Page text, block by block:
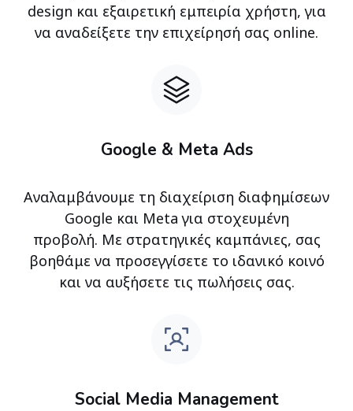
design και εξαιρετική εμπειρία χρήστη, για
να αναδείξετε την επιχείρησή σας online.
Google & Meta Ads
Αναλαμβάνουμε τη διαχείριση διαφημίσεων
Google και Meta για στοχευμένη
προβολή. Με στρατηγικές καμπάνιες, σας
βοηθάμε να προσεγγίσετε το ιδανικό κοινό
και να αυξήσετε τις πωλήσεις σας.
Social Media Management